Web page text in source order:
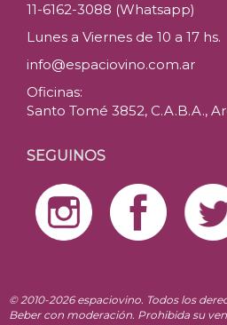
11-6162-3088 (Whatsapp)
Lunes a Viernes de 10 a 17 hs.
info@espaciovino.com.ar
Oficinas:
Santo Tomé 3852, C.A.B.A.,
SEGUINOS
© 2010-2026 espaciovino. Todos los
Beber con moderación. Prohibida su